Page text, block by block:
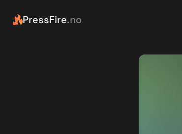
PressFire.no